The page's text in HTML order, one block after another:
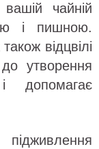
чайній
і пишною.
відцвілі
утворення
допомагає